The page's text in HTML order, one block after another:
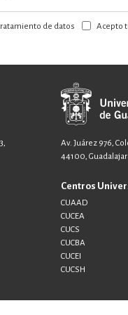
de datos Acepto
Av. Juárez 976,
44100,
Centros
CUAAD
CUCEA
CUCS
CUCBA
CUCEI
CUCSH